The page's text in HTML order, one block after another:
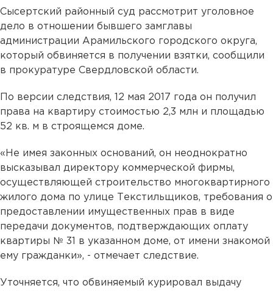
Сысертский районный суд рассмотрит уголовное
дело в отношении бывшего замглавы
администрации Арамильского городского округа,
который обвиняется в получении взятки, сообщили
в прокуратуре Свердловской области.
По версии следствия, 12 мая 2017 года он получил
права на квартиру стоимостью 2,3 млн и площадью
52 кв. м в строящемся доме.
«Не имея законных оснований, он неоднократно
высказывал директору коммерческой фирмы,
осуществляющей строительство многоквартирного
жилого дома по улице Текстильщиков, требования о
предоставлении имущественных прав в виде
передачи документов, подтверждающих оплату
квартиры № 31 в указанном доме, от имени знакомой
ему гражданки», - отмечает следствие.
Уточняется, что обвиняемый курировал выдачу